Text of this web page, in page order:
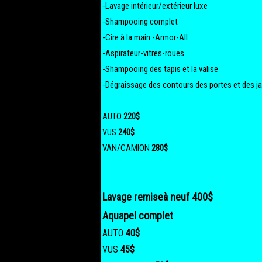
-Lavage intérieur/extérieur luxe
-Shampooing complet
-Cire à la main -Armor-All
-Aspirateur-vitres-roues
-Shampooing des tapis et la valise
-Dégraissage des contours des portes et des
AUTO 220$
VUS 240$
VAN/CAMION 280$
Lavage remiseà neuf 400$
Aquapel complet
AUTO 40$
VUS 45$